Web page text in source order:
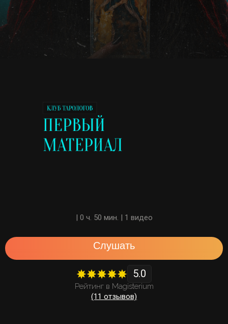
| 0 ч. 50 мин. | 1 видео
5.0
Рейтинг в Magisterium
(11 отзывов)
Слушать